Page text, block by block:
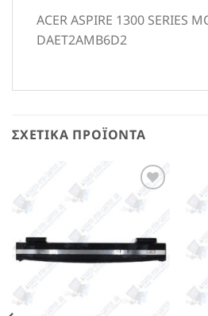
ACER ASPIRE 1300 SERIES
DAET2AMB6D2
ΣΧΕΤΙΚΆ ΠΡΟΪΌΝΤΑ
Add to
Wishlist